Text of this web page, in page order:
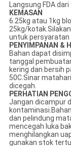
Langsung FDA dari
KEMASAN
6.25kg atau 1kg
25kg/
untuk persyaratan
PENYIMPANAN &
Bahan dapat
tanggal
kering dan bersih
50C.Sinar
dicegah.
PERHATIAN
Jangan dicampur
dan pelindung
mencegah luka
menghilangkan
gunakan stok